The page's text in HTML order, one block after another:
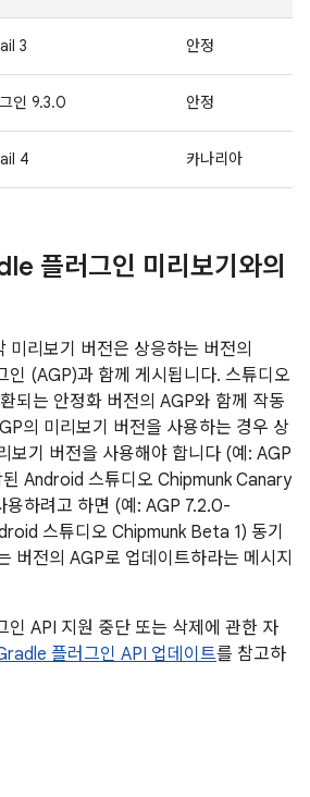
3 안정
인 9.3.0 안정
4 카나리아
플러그인 미리보기와의
리보기 버전은 상응하는 버전의
(AGP)과 함께 게시됩니다. 스튜디오
되는 안정화 버전의 AGP와 함께 작동
의 미리보기 버전을 사용하는 경우 상
보기 버전을 사용해야 합니다 (예: AGP
Android 스튜디오 Chipmunk Canary
용하려고 하면 (예: AGP 7.2.0-
스튜디오 Chipmunk Beta 1) 동기
버전의 AGP로 업데이트하라는 메시지
API 지원 중단 또는 삭제에 관한 자
플러그인 API 업데이트를 참고하